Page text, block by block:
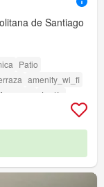
de Santiago
Patio
amenity_wi_fi
Ascensor
Jardín